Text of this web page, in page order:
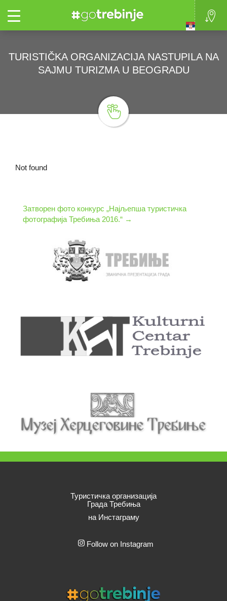
Toggle
TURISTIČKA ORGANIZACIJA NASTUPILA NA
SAJMU TURIZMA U BEOGRADU
Not found
Затворен фото конкурс „Најљепша туристичка
фотографија Требиња 2016.“ →
Туристичка организација
Града Требиња
на Инстаграму
Follow on Instagram